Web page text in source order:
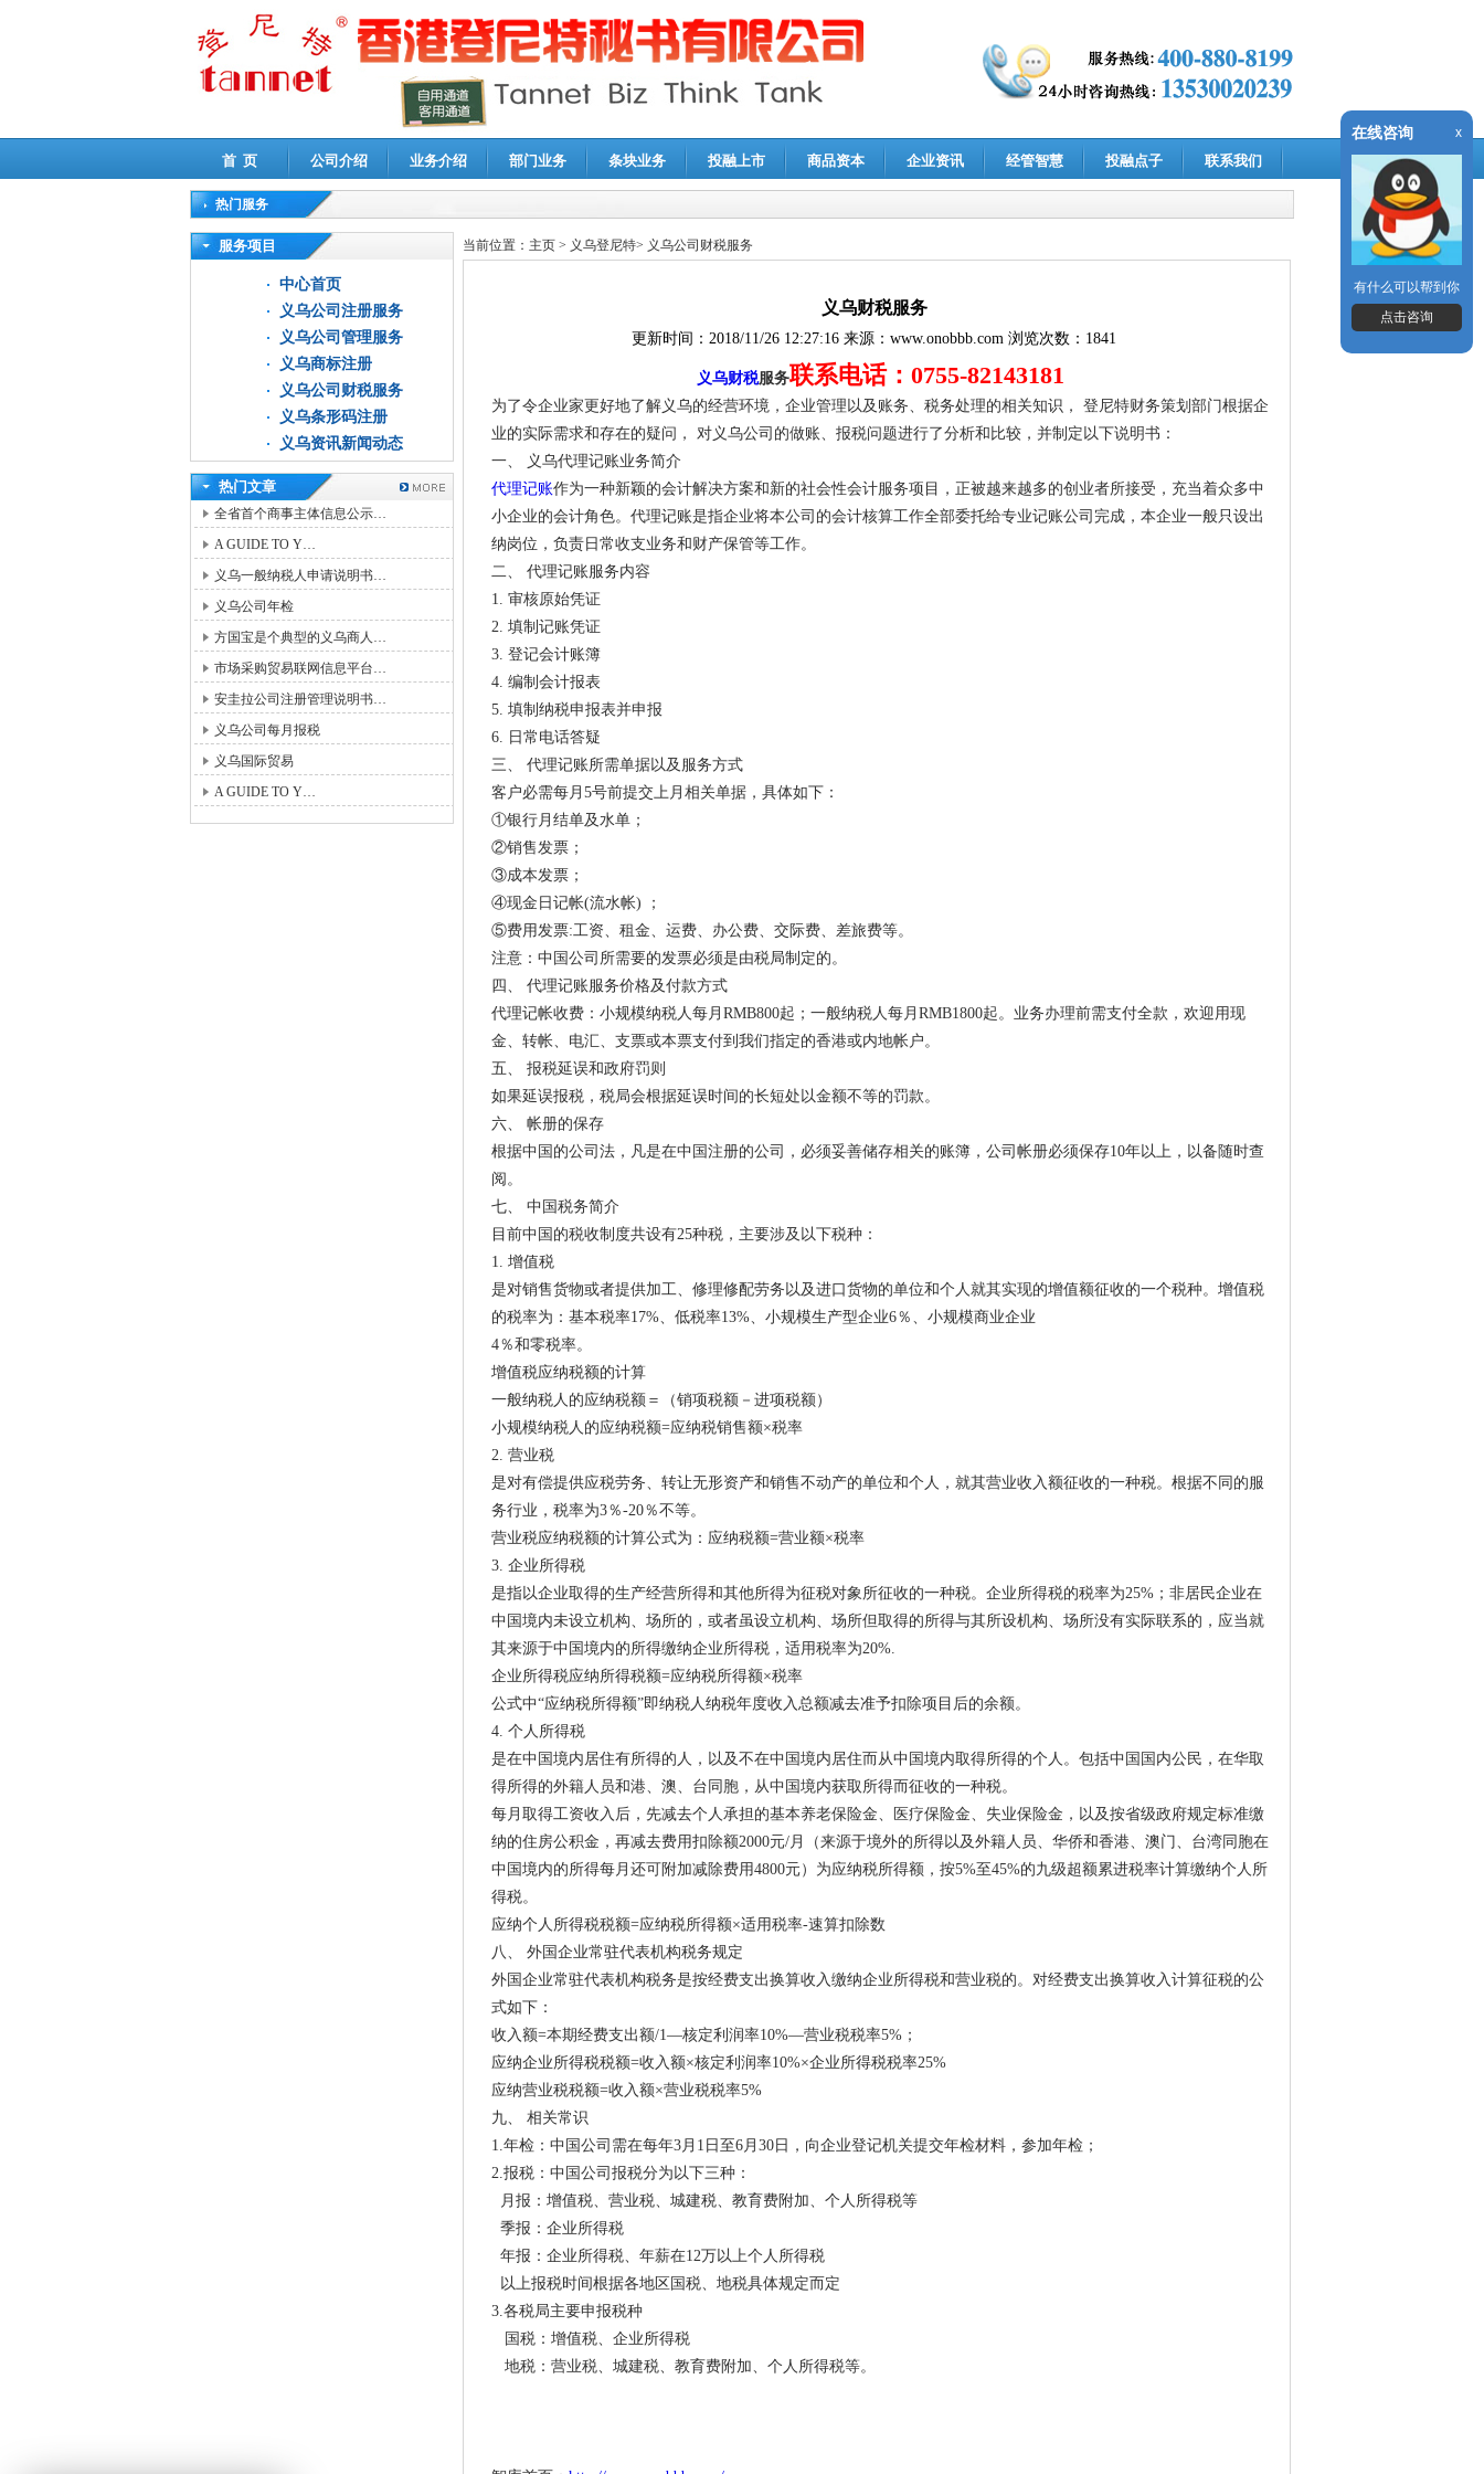
首 页 公司介绍 业务介绍 部门业务 条块业务 投融上市 商品资本 企业资讯 经管智慧 投融点子 联系我们
热门服务
高新技术企业认定审计|企业所得税汇算清缴申报鉴证
服务项目
中心首页
义乌公司注册服务
义乌公司管理服务
义乌商标注册
义乌公司财税服务
义乌条形码注册
义乌资讯新闻动态
热门文章
全省首个商事主体信息公示…
A GUIDE TO Y…
义乌一般纳税人申请说明书…
义乌公司年检
方国宝是个典型的义乌商人…
市场采购贸易联网信息平台…
安圭拉公司注册管理说明书…
义乌公司每月报税
义乌国际贸易
A GUIDE TO Y…
当前位置： 主页 > 义乌登尼特> 义乌公司财税服务
义乌财税服务
更新时间： 2018/11/26 12:27:16 来源： www.onobbb.com 浏览次数：1841
义乌财税服务联系电话：0755-82143181
为了令企业家更好地了解义乌的经营环境，企业管理以及账务、税务处理的相关知识， 登尼特财务策划部门根据企
业的实际需求和存在的疑问， 对义乌公司的做账、报税问题进行了分析和比较，并制定以下说明书：
一、 义乌代理记账业务简介
代理记账作为一种新颖的会计解决方案和新的社会性会计服务项目，正被越来越多的创业者所接受，充当着众多中
小企业的会计角色。代理记账是指企业将本公司的会计核算工作全部委托给专业记账公司完成，本企业一般只设出
纳岗位，负责日常收支业务和财产保管等工作。
二、 代理记账服务内容
1. 审核原始凭证
2. 填制记账凭证
3. 登记会计账簿
4. 编制会计报表
5. 填制纳税申报表并申报
6. 日常电话答疑
三、 代理记账所需单据以及服务方式
客户必需每月5号前提交上月相关单据，具体如下：
①银行月结单及水单；
②销售发票；
③成本发票；
④现金日记帐(流水帐) ；
⑤费用发票:工资、租金、运费、办公费、交际费、差旅费等。
注意：中国公司所需要的发票必须是由税局制定的。
四、 代理记账服务价格及付款方式
代理记帐收费：小规模纳税人每月RMB800起；一般纳税人每月RMB1800起。业务办理前需支付全款，欢迎用现
金、转帐、电汇、支票或本票支付到我们指定的香港或内地帐户。
五、 报税延误和政府罚则
如果延误报税，税局会根据延误时间的长短处以金额不等的罚款。
六、 帐册的保存
根据中国的公司法，凡是在中国注册的公司，必须妥善储存相关的账簿，公司帐册必须保存10年以上，以备随时查
阅。
七、 中国税务简介
目前中国的税收制度共设有25种税，主要涉及以下税种：
1. 增值税
是对销售货物或者提供加工、修理修配劳务以及进口货物的单位和个人就其实现的增值额征收的一个税种。增值税
的税率为：基本税率17%、低税率13%、小规模生产型企业6％、小规模商业企业
4％和零税率。
增值税应纳税额的计算
一般纳税人的应纳税额＝（销项税额－进项税额）
小规模纳税人的应纳税额=应纳税销售额×税率
2. 营业税
是对有偿提供应税劳务、转让无形资产和销售不动产的单位和个人，就其营业收入额征收的一种税。根据不同的服
务行业，税率为3％-20％不等。
营业税应纳税额的计算公式为：应纳税额=营业额×税率
3. 企业所得税
是指以企业取得的生产经营所得和其他所得为征税对象所征收的一种税。企业所得税的税率为25%；非居民企业在
中国境内未设立机构、场所的，或者虽设立机构、场所但取得的所得与其所设机构、场所没有实际联系的，应当就
其来源于中国境内的所得缴纳企业所得税，适用税率为20%.
企业所得税应纳所得税额=应纳税所得额×税率
公式中“应纳税所得额”即纳税人纳税年度收入总额减去准予扣除项目后的余额。
4. 个人所得税
是在中国境内居住有所得的人，以及不在中国境内居住而从中国境内取得所得的个人。包括中国国内公民，在华取
得所得的外籍人员和港、澳、台同胞，从中国境内获取所得而征收的一种税。
每月取得工资收入后，先减去个人承担的基本养老保险金、医疗保险金、失业保险金，以及按省级政府规定标准缴
纳的住房公积金，再减去费用扣除额2000元/月（来源于境外的所得以及外籍人员、华侨和香港、澳门、台湾同胞在
中国境内的所得每月还可附加减除费用4800元）为应纳税所得额，按5%至45%的九级超额累进税率计算缴纳个人所
得税。
应纳个人所得税税额=应纳税所得额×适用税率-速算扣除数
八、 外国企业常驻代表机构税务规定
外国企业常驻代表机构税务是按经费支出换算收入缴纳企业所得税和营业税的。对经费支出换算收入计算征税的公
式如下：
收入额=本期经费支出额/1—核定利润率10%—营业税税率5%；
应纳企业所得税税额=收入额×核定利润率10%×企业所得税税率25%
应纳营业税税额=收入额×营业税税率5%
九、 相关常识
1.年检：中国公司需在每年3月1日至6月30日，向企业登记机关提交年检材料，参加年检；
2.报税：中国公司报税分为以下三种：
月报：增值税、营业税、城建税、教育费附加、个人所得税等
季报：企业所得税
年报：企业所得税、年薪在12万以上个人所得税
以上报税时间根据各地区国税、地税具体规定而定
3.各税局主要申报税种
国税：增值税、企业所得税
地税：营业税、城建税、教育费附加、个人所得税等。
在线咨询 x
有什么可以帮到你
点击咨询